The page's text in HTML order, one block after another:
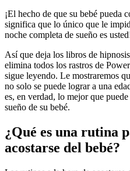
¡El hecho de que su bebé pueda
significa que lo único que le
noche completa de sueño es
Así que deja los libros de
elimina todos los rastros de
sigue leyendo. Le mostraremos
no solo se puede lograr a una
es, en verdad, lo mejor que
sueño de su bebé.
¿Qué es una rutina
acostarse del bebé?